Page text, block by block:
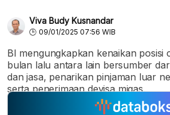
Viva Budy Kusnandar
09/01/2025 07:56 WIB
BI mengungkapkan kenaikan posisi
bulan lalu antara lain bersumber
dan jasa, penarikan pinjaman luar
serta penerimaan devisa migas.